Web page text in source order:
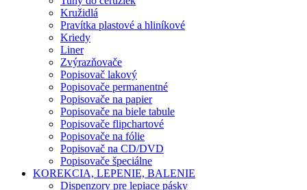
Kružidlá
Pravítka plastové a hliníkové
Kriedy
Liner
Zvýrazňovače
Popisovač lakový
Popisovače permanentné
Popisovače na papier
Popisovače na biele tabule
Popisovače flipchartové
Popisovače na fólie
Popisovač na CD/DVD
Popisovače špeciálne
KOREKCIA, LEPENIE, BALENIE
Dispenzory pre lepiace pásky